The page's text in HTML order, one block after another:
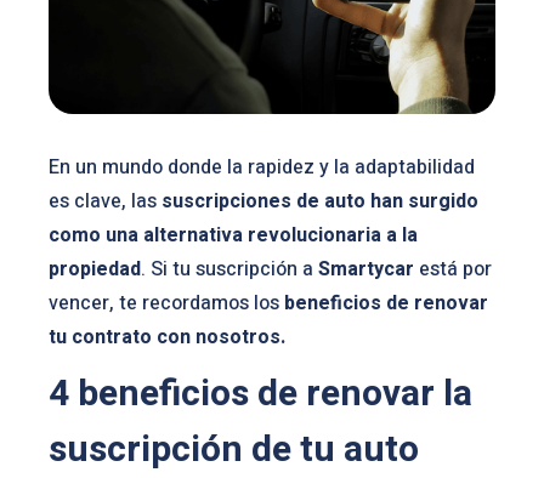
En un mundo donde la rapidez y la adaptabilidad
es clave, las suscripciones de auto han surgido
como una alternativa revolucionaria a la
propiedad. Si tu suscripción a Smartycar está por
vencer, te recordamos los beneficios de renovar
tu contrato con nosotros.
4 beneficios de renovar la
suscripción de tu auto